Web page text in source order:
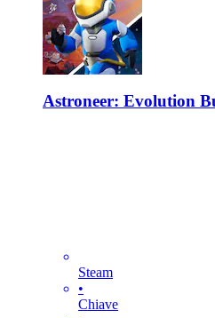
Astroneer: Evolution
Steam
•
Chiave